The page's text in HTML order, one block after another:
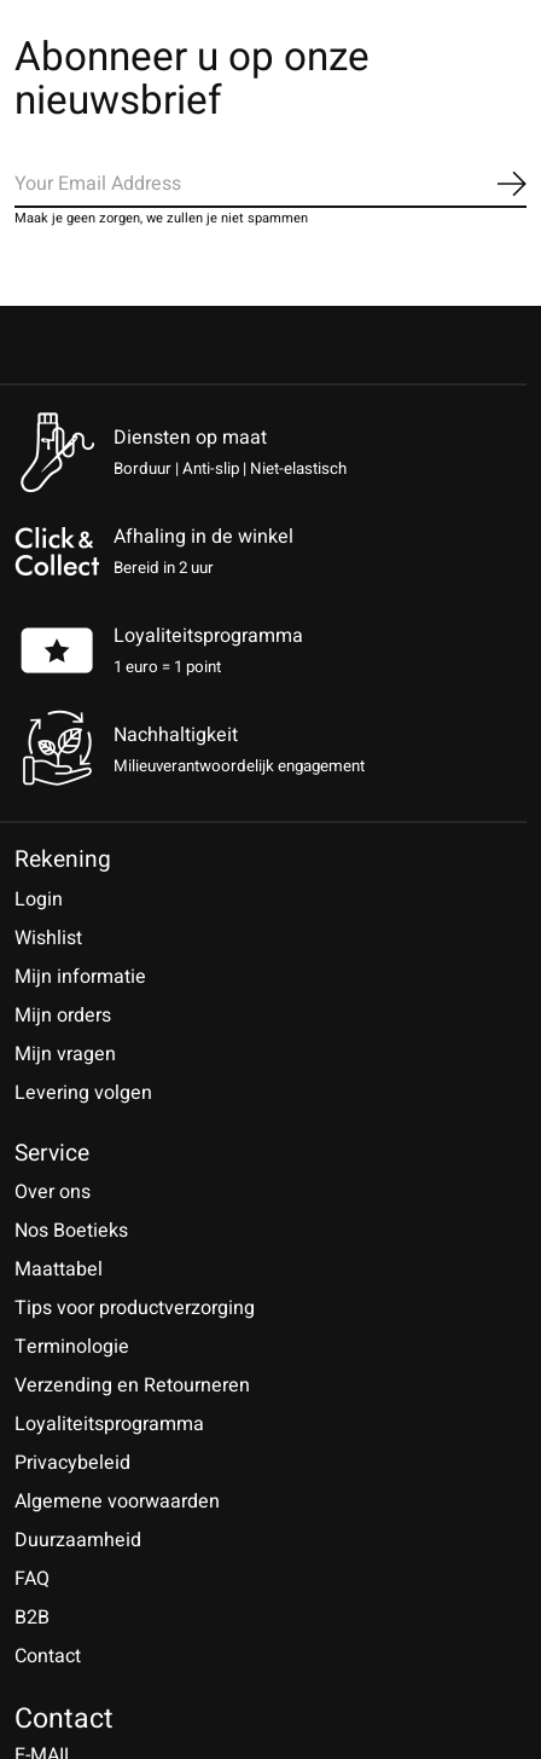
Abonneer u op onze
nieuwsbrief
Maak je geen zorgen, we zullen je niet spammen
Diensten op maat
Borduur | Anti-slip | Niet-elastisch
Afhaling in de winkel
Bereid in 2 uur
Loyaliteitsprogramma
1 euro = 1 point
Nachhaltigkeit
Milieuverantwoordelijk engagement
Rekening
Login
Wishlist
Mijn informatie
Mijn orders
Mijn vragen
Levering volgen
Service
Over ons
Nos Boetieks
Maattabel
Tips voor productverzorging
Terminologie
Verzending en Retourneren
Loyaliteitsprogramma
Privacybeleid
Algemene voorwaarden
Duurzaamheid
FAQ
B2B
Contact
Contact